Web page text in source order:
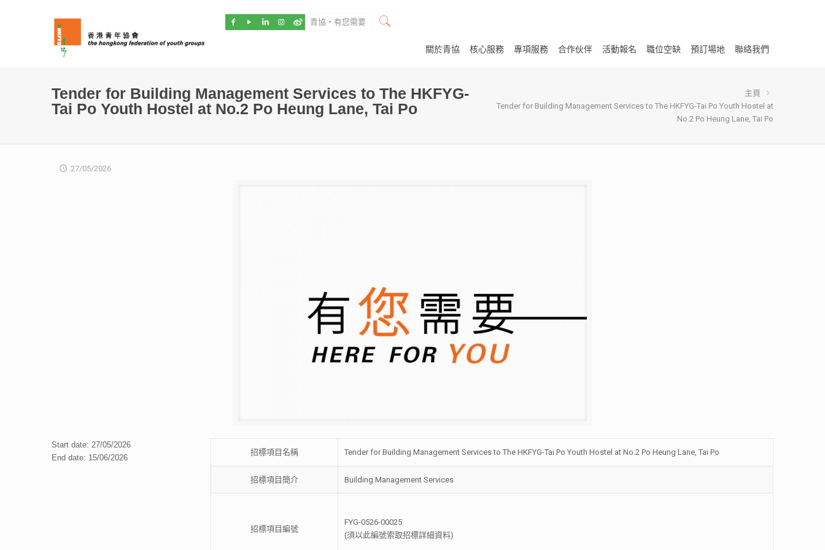
關於青協 核心服務 專項服務 合作伙伴 活動報名 職位空缺 預訂場地 聯絡我們
Tender for Building Management Services to The HKFYG-
Tai Po Youth Hostel at No.2 Po Heung Lane, Tai Po
主頁
Tender for Building Management Services to The HKFYG-Tai Po Youth Hostel at
No.2 Po Heung Lane, Tai Po
27/05/2026
Start date: 27/05/2026
End date: 15/06/2026
招標項目名稱 Tender for Building Management Services to The HKFYG-Tai Po Youth Hostel at No.2 Po Heung Lane, Tai Po
招標項目簡介 Building Management Services
招標項目編號
FYG-0526-00025
(須以此編號索取招標詳細資料)